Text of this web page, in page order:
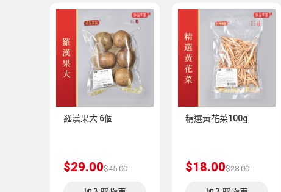
羅漢果大 6個
$29.00$45.00
精選黃花菜100g
$18.00$28.00